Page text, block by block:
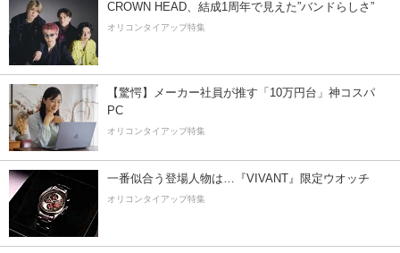
CROWN HEAD、結成1周年で見えた”バンドらしさ”
オリコンタイアップ特集
【驚愕】メーカー社員が推す「10万円台」神コスパ
PC
オリコンタイアップ特集
一番似合う登場人物は…『VIVANT』限定ウオッチ
オリコンタイアップ特集